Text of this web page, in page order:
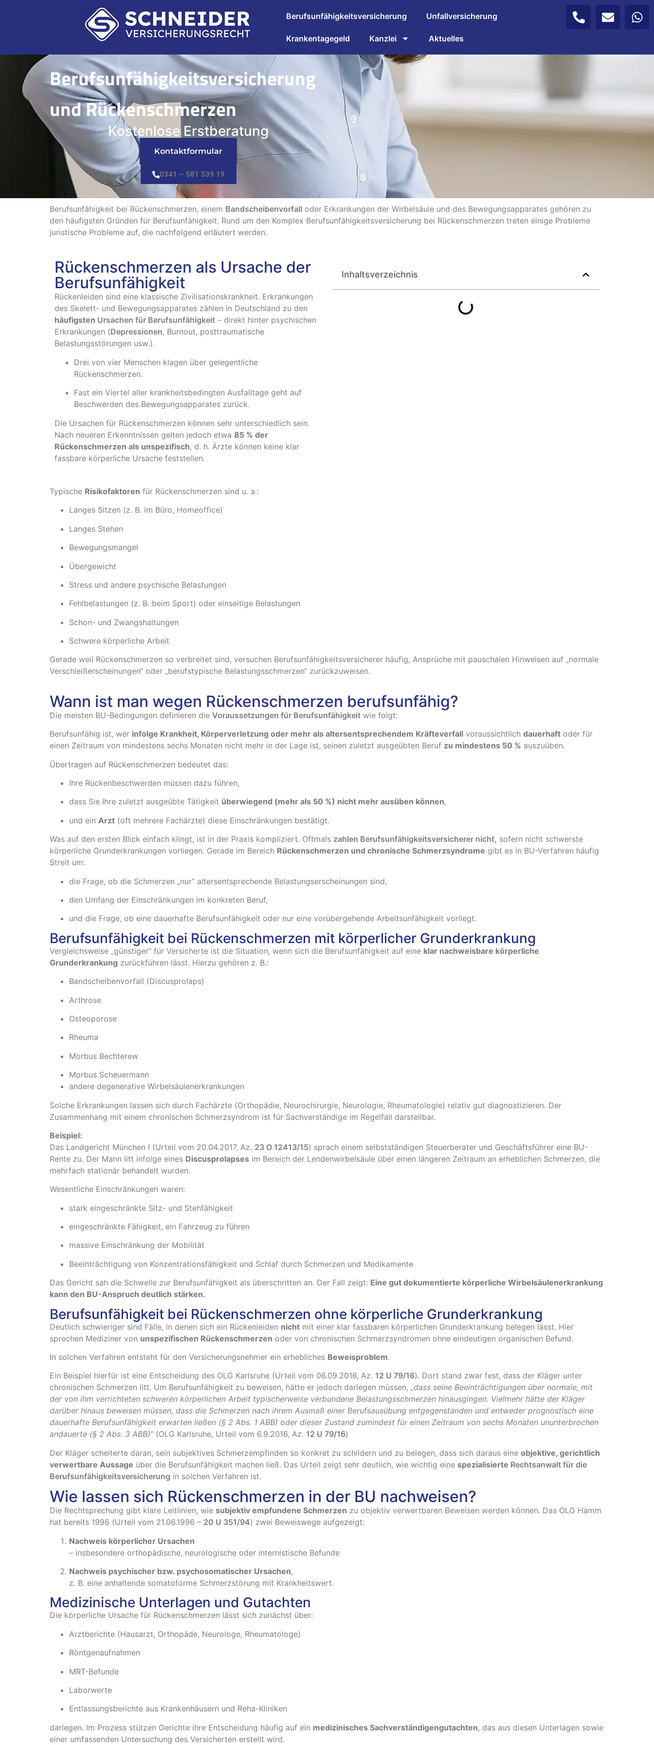
Berufsunfähigkeitsversicherung Unfallversicherung
Krankentagegeld Kanzlei Aktuelles
Berufsunfähigkeitsversicherung
und Rückenschmerzen
Kostenlose Erstberatung
Kontaktformular
0341 – 581 539 19
Berufsunfähigkeit bei Rückenschmerzen, einem Bandscheibenvorfall oder Erkrankungen der Wirbelsäule und des Bewegungsapparates gehören zu
den häufigsten Gründen für Berufsunfähigkeit. Rund um den Komplex Berufsunfähigkeitsversicherung bei Rückenschmerzen treten einige Probleme
juristische Probleme auf, die nachfolgend erläutert werden.
Rückenschmerzen als Ursache der
Berufsunfähigkeit
Rückenleiden sind eine klassische Zivilisationskrankheit. Erkrankungen
des Skelett- und Bewegungsapparates zählen in Deutschland zu den
häufigsten Ursachen für Berufsunfähigkeit – direkt hinter psychischen
Erkrankungen (Depressionen, Burnout, posttraumatische
Belastungsstörungen usw.).
Drei von vier Menschen klagen über gelegentliche
Rückenschmerzen.
Fast ein Viertel aller krankheitsbedingten Ausfalltage geht auf
Beschwerden des Bewegungsapparates zurück.
Die Ursachen für Rückenschmerzen können sehr unterschiedlich sein.
Nach neueren Erkenntnissen gelten jedoch etwa 85 % der
Rückenschmerzen als unspezifisch, d. h. Ärzte können keine klar
fassbare körperliche Ursache feststellen.
Inhaltsverzeichnis
Typische Risikofaktoren für Rückenschmerzen sind u. a.:
Langes Sitzen (z. B. im Büro, Homeoffice)
Langes Stehen
Bewegungsmangel
Übergewicht
Stress und andere psychische Belastungen
Fehlbelastungen (z. B. beim Sport) oder einseitige Belastungen
Schon- und Zwangshaltungen
Schwere körperliche Arbeit
Gerade weil Rückenschmerzen so verbreitet sind, versuchen Berufsunfähigkeitsversicherer häufig, Ansprüche mit pauschalen Hinweisen auf „normale
Verschleißerscheinungen“ oder „berufstypische Belastungsschmerzen“ zurückzuweisen.
Wann ist man wegen Rückenschmerzen berufsunfähig?
Die meisten BU-Bedingungen definieren die Voraussetzungen für Berufsunfähigkeit wie folgt:
Berufsunfähig ist, wer infolge Krankheit, Körperverletzung oder mehr als altersentsprechendem Kräfteverfall voraussichtlich dauerhaft oder für
einen Zeitraum von mindestens sechs Monaten nicht mehr in der Lage ist, seinen zuletzt ausgeübten Beruf zu mindestens 50 % auszuüben.
Übertragen auf Rückenschmerzen bedeutet das:
Ihre Rückenbeschwerden müssen dazu führen,
dass Sie Ihre zuletzt ausgeübte Tätigkeit überwiegend (mehr als 50 %) nicht mehr ausüben können,
und ein Arzt (oft mehrere Fachärzte) diese Einschränkungen bestätigt.
Was auf den ersten Blick einfach klingt, ist in der Praxis kompliziert. Oftmals zahlen Berufsunfähigkeitsversicherer nicht, sofern nicht schwerste
körperliche Grunderkrankungen vorliegen. Gerade im Bereich Rückenschmerzen und chronische Schmerzsyndrome gibt es in BU-Verfahren häufig
Streit um:
die Frage, ob die Schmerzen „nur“ altersentsprechende Belastungserscheinungen sind,
den Umfang der Einschränkungen im konkreten Beruf,
und die Frage, ob eine dauerhafte Berufsunfähigkeit oder nur eine vorübergehende Arbeitsunfähigkeit vorliegt.
Berufsunfähigkeit bei Rückenschmerzen mit körperlicher Grunderkrankung
Vergleichsweise „günstiger“ für Versicherte ist die Situation, wenn sich die Berufsunfähigkeit auf eine klar nachweisbare körperliche
Grunderkrankung zurückführen lässt. Hierzu gehören z. B.:
Bandscheibenvorfall (Discusprolaps)
Arthrose
Osteoporose
Rheuma
Morbus Bechterew
Morbus Scheuermann
andere degenerative Wirbelsäulenerkrankungen
Solche Erkrankungen lassen sich durch Fachärzte (Orthopädie, Neurochirurgie, Neurologie, Rheumatologie) relativ gut diagnostizieren. Der
Zusammenhang mit einem chronischen Schmerzsyndrom ist für Sachverständige im Regelfall darstellbar.
Beispiel:
Das Landgericht München I (Urteil vom 20.04.2017, Az. 23 O 12413/15) sprach einem selbstständigen Steuerberater und Geschäftsführer eine BU-
Rente zu. Der Mann litt infolge eines Discusprolapses im Bereich der Lendenwirbelsäule über einen längeren Zeitraum an erheblichen Schmerzen, die
mehrfach stationär behandelt wurden.
Wesentliche Einschränkungen waren:
stark eingeschränkte Sitz- und Stehfähigkeit
eingeschränkte Fähigkeit, ein Fahrzeug zu führen
massive Einschränkung der Mobilität
Beeinträchtigung von Konzentrationsfähigkeit und Schlaf durch Schmerzen und Medikamente
Das Gericht sah die Schwelle zur Berufsunfähigkeit als überschritten an. Der Fall zeigt: Eine gut dokumentierte körperliche Wirbelsäulenerkrankung
kann den BU-Anspruch deutlich stärken.
Berufsunfähigkeit bei Rückenschmerzen ohne körperliche Grunderkrankung
Deutlich schwieriger sind Fälle, in denen sich ein Rückenleiden nicht mit einer klar fassbaren körperlichen Grunderkrankung belegen lässt. Hier
sprechen Mediziner von unspezifischen Rückenschmerzen oder von chronischen Schmerzsyndromen ohne eindeutigen organischen Befund.
In solchen Verfahren entsteht für den Versicherungsnehmer ein erhebliches Beweisproblem.
Ein Beispiel hierfür ist eine Entscheidung des OLG Karlsruhe (Urteil vom 06.09.2016, Az. 12 U 79/16). Dort stand zwar fest, dass der Kläger unter
chronischen Schmerzen litt. Um Berufsunfähigkeit zu beweisen, hätte er jedoch darlegen müssen, „dass seine Beeinträchtigungen über normale, mit
der von ihm verrichteten schweren körperlichen Arbeit typischerweise verbundene Belastungsschmerzen hinausgingen. Vielmehr hätte der Kläger
darüber hinaus beweisen müssen, dass die Schmerzen nach ihrem Ausmaß einer Berufsausübung entgegenstanden und entweder prognostisch eine
dauerhafte Berufsunfähigkeit erwarten ließen (§ 2 Abs. 1 ABB) oder dieser Zustand zumindest für einen Zeitraum von sechs Monaten ununterbrochen
andauerte (§ 2 Abs. 3 ABB)“(OLG Karlsruhe, Urteil vom 6.9.2016, Az. 12 U 79/16)
Der Kläger scheiterte daran, sein subjektives Schmerzempfinden so konkret zu schildern und zu belegen, dass sich daraus eine objektive, gerichtlich
verwertbare Aussage über die Berufsunfähigkeit machen ließ. Das Urteil zeigt sehr deutlich, wie wichtig eine spezialisierte Rechtsanwalt für die
Berufsunfähigkeitsversicherung in solchen Verfahren ist.
Wie lassen sich Rückenschmerzen in der BU nachweisen?
Die Rechtsprechung gibt klare Leitlinien, wie subjektiv empfundene Schmerzen zu objektiv verwertbaren Beweisen werden können. Das OLG Hamm
hat bereits 1996 (Urteil vom 21.06.1996 – 20 U 351/94) zwei Beweiswege aufgezeigt:
Nachweis körperlicher Ursachen
– insbesondere orthopädische, neurologische oder internistische Befunde
Nachweis psychischer bzw. psychosomatischer Ursachen,
z. B. eine anhaltende somatoforme Schmerzstörung mit Krankheitswert.
Medizinische Unterlagen und Gutachten
Die körperliche Ursache für Rückenschmerzen lässt sich zunächst über:
Arztberichte (Hausarzt, Orthopäde, Neurologe, Rheumatologe)
Röntgenaufnahmen
MRT-Befunde
Laborwerte
Entlassungsberichte aus Krankenhäusern und Reha-Kliniken
darlegen. Im Prozess stützen Gerichte ihre Entscheidung häufig auf ein medizinisches Sachverständigengutachten, das aus diesen Unterlagen sowie
einer umfassenden Untersuchung des Versicherten erstellt wird.